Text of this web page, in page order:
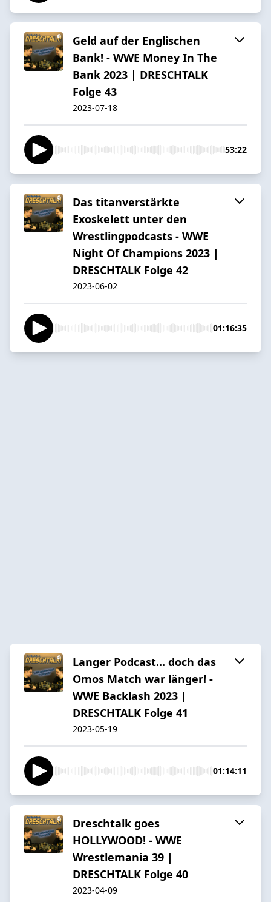
Geld auf der Englischen
Bank! - WWE Money In The
Bank 2023 | DRESCHTALK
Folge 43
2023-07-18
53:22
Das titanverstärkte
Exoskelett unter den
Wrestlingpodcasts - WWE
Night Of Champions 2023 |
DRESCHTALK Folge 42
2023-06-02
01:16:35
Langer Podcast... doch das
Omos Match war länger! -
WWE Backlash 2023 |
DRESCHTALK Folge 41
2023-05-19
01:14:11
Dreschtalk goes
HOLLYWOOD! - WWE
Wrestlemania 39 |
DRESCHTALK Folge 40
2023-04-09